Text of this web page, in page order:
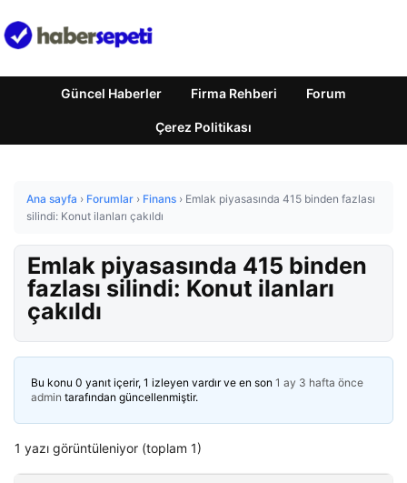
Güncel Haberler Firma Rehberi Forum
Çerez Politikası
Ana sayfa › Forumlar › Finans › Emlak piyasasında 415 binden fazlası
silindi: Konut ilanları çakıldı
Emlak piyasasında 415 binden
fazlası silindi: Konut ilanları
çakıldı
Bu konu 0 yanıt içerir, 1 izleyen vardır ve en son 1 ay 3 hafta önce
admin tarafından güncellenmiştir.
1 yazı görüntüleniyor (toplam 1)